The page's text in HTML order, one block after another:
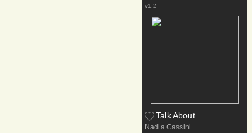
v1.2
Talk About
Nadia Cassini